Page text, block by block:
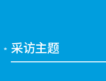
采访主题